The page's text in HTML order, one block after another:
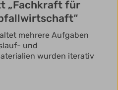
„Fachkraft für
mehrere Aufgaben
und
wurden iterativ